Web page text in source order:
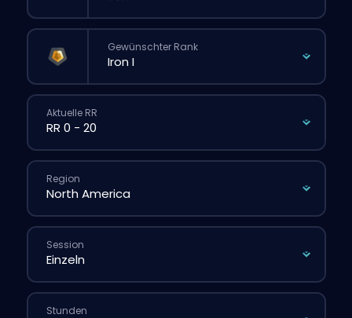
Gewünschter Rank
Aktuelle RR
Region
Session
Stunden